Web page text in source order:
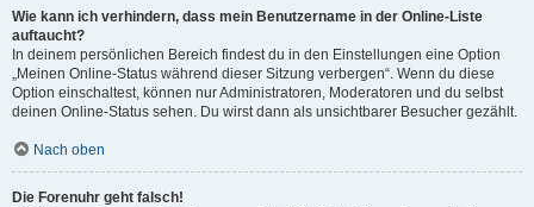
Wie kann ich verhindern, dass mein Benutzername in der Online-Liste
auftaucht?
In deinem persönlichen Bereich findest du in den Einstellungen eine Option
„Meinen Online-Status während dieser Sitzung verbergen“. Wenn du diese
Option einschaltest, können nur Administratoren, Moderatoren und du selbst
deinen Online-Status sehen. Du wirst dann als unsichtbarer Besucher gezählt.
Nach oben
Die Forenuhr geht falsch!